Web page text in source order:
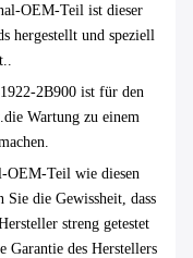
OEM-Teil ist dieser
hergestellt und speziell
2B900 ist für den
Wartung zu einem
OEM-Teil wie diesen
die Gewissheit, dass
streng getestet
Garantie des Herstellers